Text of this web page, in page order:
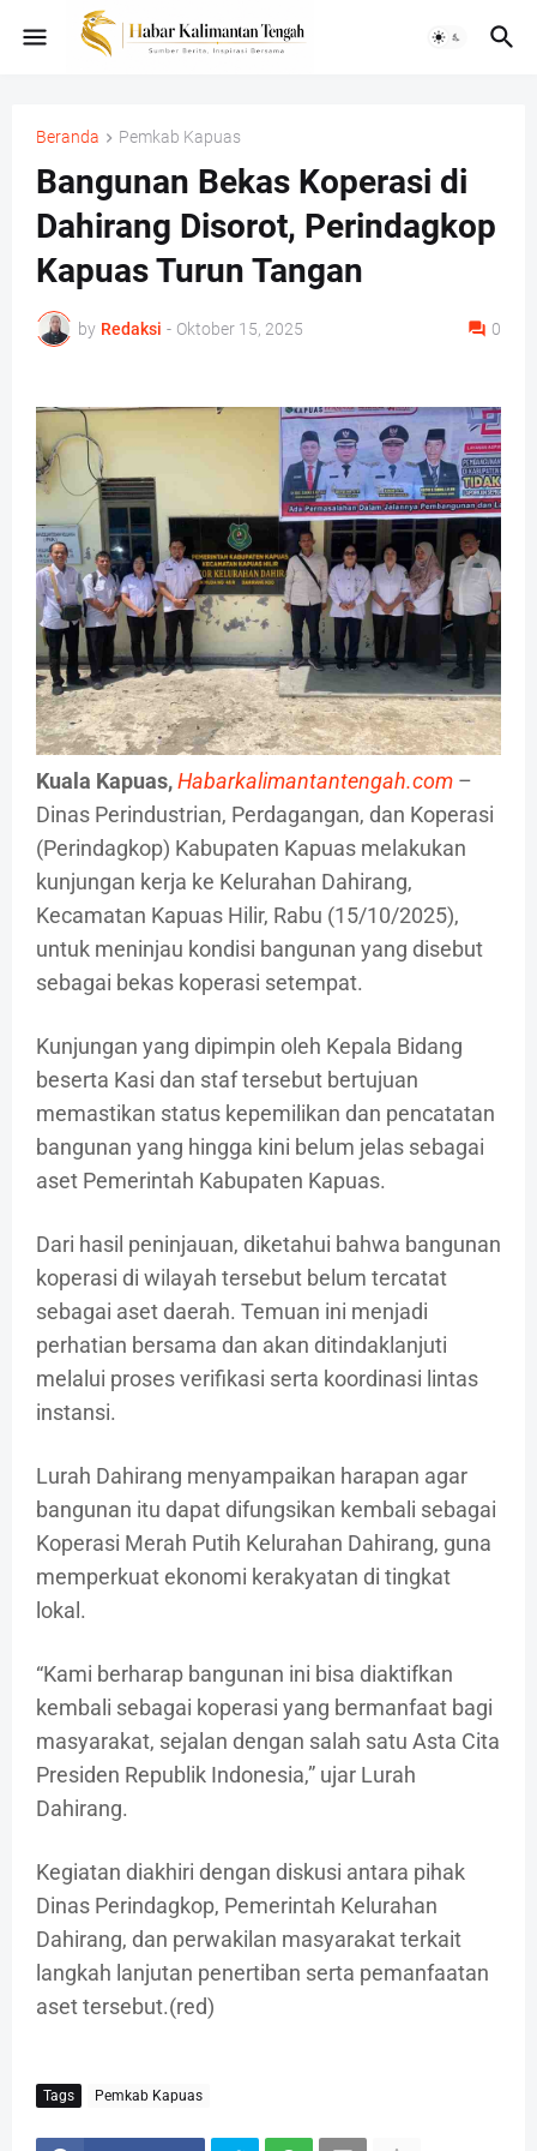
Beranda Pemkab Kapuas
Bangunan Bekas Koperasi di
Dahirang Disorot, Perindagkop
Kapuas Turun Tangan
by Redaksi - Oktober 15, 2025 0
Kuala Kapuas,Habarkalimantantengah.com –
Dinas Perindustrian, Perdagangan, dan Koperasi
(Perindagkop) Kabupaten Kapuas melakukan
kunjungan kerja ke Kelurahan Dahirang,
Kecamatan Kapuas Hilir, Rabu (15/10/2025),
untuk meninjau kondisi bangunan yang disebut
sebagai bekas koperasi setempat.
Kunjungan yang dipimpin oleh Kepala Bidang
beserta Kasi dan staf tersebut bertujuan
memastikan status kepemilikan dan pencatatan
bangunan yang hingga kini belum jelas sebagai
aset Pemerintah Kabupaten Kapuas.
Dari hasil peninjauan, diketahui bahwa bangunan
koperasi di wilayah tersebut belum tercatat
sebagai aset daerah. Temuan ini menjadi
perhatian bersama dan akan ditindaklanjuti
melalui proses verifikasi serta koordinasi lintas
instansi.
Lurah Dahirang menyampaikan harapan agar
bangunan itu dapat difungsikan kembali sebagai
Koperasi Merah Putih Kelurahan Dahirang, guna
memperkuat ekonomi kerakyatan di tingkat
lokal.
“Kami berharap bangunan ini bisa diaktifkan
kembali sebagai koperasi yang bermanfaat bagi
masyarakat, sejalan dengan salah satu Asta Cita
Presiden Republik Indonesia,” ujar Lurah
Dahirang.
Kegiatan diakhiri dengan diskusi antara pihak
Dinas Perindagkop, Pemerintah Kelurahan
Dahirang, dan perwakilan masyarakat terkait
langkah lanjutan penertiban serta pemanfaatan
aset tersebut.(red)
Tags Pemkab Kapuas